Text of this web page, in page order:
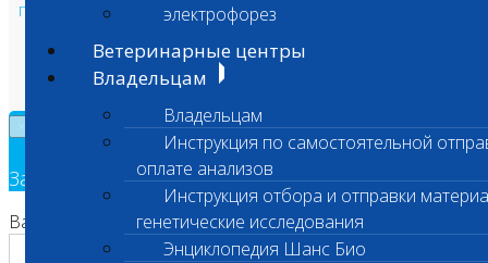
электрофорез
Ветеринарные центры
Владельцам
Владельцам
Инструкция по самостоятельной
оплате анализов
Инструкция отбора и отправки
генетические исследования
Энциклопедия Шанс Био
Политика в области персональных данных и конфиденциальности
Техническая поддержка
Заявка на обратный звонок
Ваш номер телефона